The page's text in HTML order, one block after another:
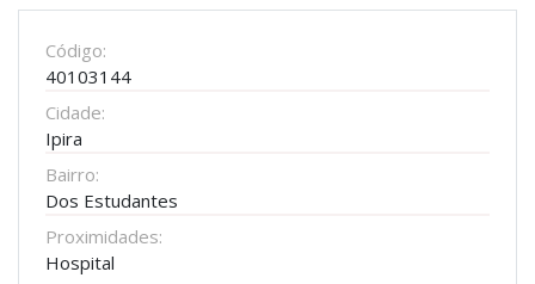
Código:
40103144
Cidade:
Ipira
Bairro:
Dos Estudantes
Proximidades:
Hospital